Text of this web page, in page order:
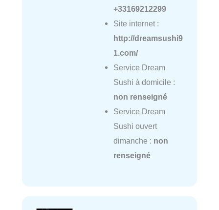
+33169212299
Site internet :
http://dreamsushi9
1.com/
Service Dream
Sushi à domicile :
non renseigné
Service Dream
Sushi ouvert
dimanche : non
renseigné